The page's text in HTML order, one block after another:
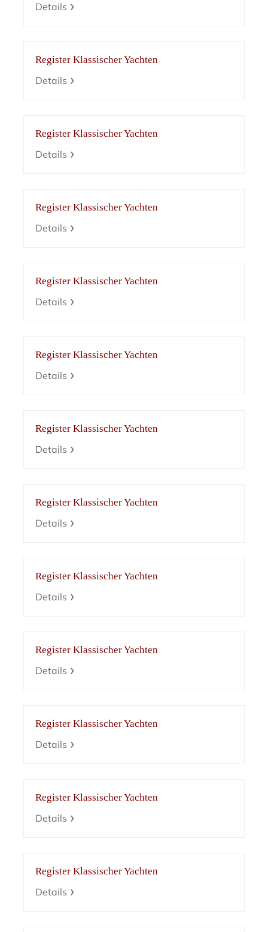
Details
Register Klassischer Yachten
Details
Register Klassischer Yachten
Details
Register Klassischer Yachten
Details
Register Klassischer Yachten
Details
Register Klassischer Yachten
Details
Register Klassischer Yachten
Details
Register Klassischer Yachten
Details
Register Klassischer Yachten
Details
Register Klassischer Yachten
Details
Register Klassischer Yachten
Details
Register Klassischer Yachten
Details
Register Klassischer Yachten
Details